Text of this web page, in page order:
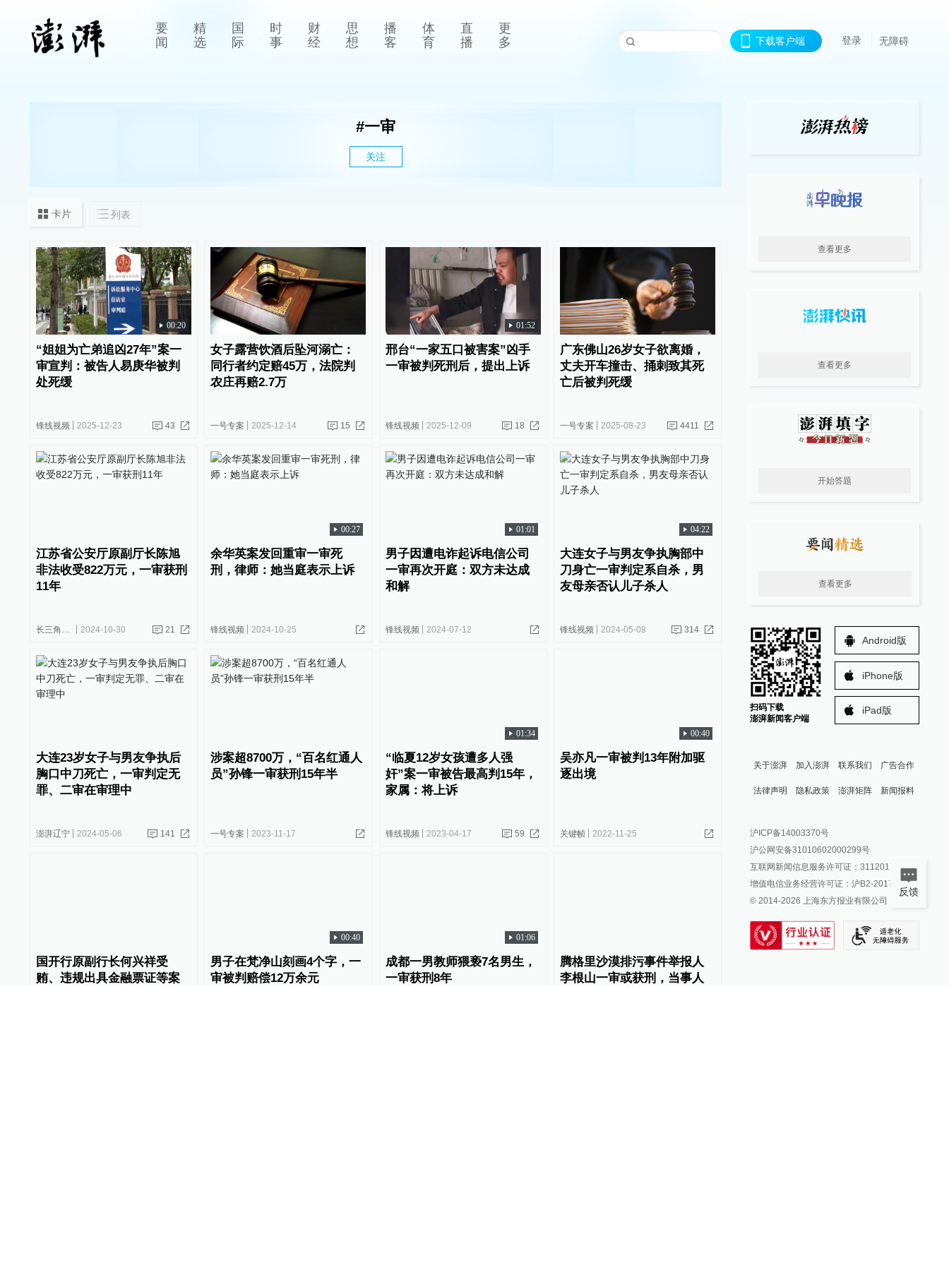
要
闻
精
选
国
际
时
事
财
经
思
想
播
客
体
育
直
播
更
多
下载客户端 登录 无障碍
#一审
关注
卡片 列表
00:20
“姐姐为亡弟追凶27年”案一
审宣判：被告人易庚华被判
处死缓
锋线视频 2025-12-23 43
女子露营饮酒后坠河溺亡：
同行者约定赔45万，法院判
农庄再赔2.7万
一号专案 2025-12-14 15
01:52
邢台“一家五口被害案”凶手
一审被判死刑后，提出上诉
锋线视频 2025-12-09 18
广东佛山26岁女子欲离婚，
丈夫开车撞击、捅刺致其死
亡后被判死缓
一号专案 2025-08-23 4411
江苏省公安厅原副厅长陈旭
非法收受822万元，一审获刑
11年
长三角政商 2024-10-30 21
00:27
余华英案发回重审一审死
刑，律师：她当庭表示上诉
锋线视频 2024-10-25
01:01
男子因遭电诈起诉电信公司
一审再次开庭：双方未达成
和解
锋线视频 2024-07-12
04:22
大连女子与男友争执胸部中
刀身亡一审判定系自杀，男
友母亲否认儿子杀人
锋线视频 2024-05-08 314
大连23岁女子与男友争执后
胸口中刀死亡，一审判定无
罪、二审在审理中
澎湃辽宁 2024-05-06 141
涉案超8700万，“百名红通人
员”孙锋一审获刑15年半
一号专案 2023-11-17
01:34
“临夏12岁女孩遭多人强
奸”案一审被告最高判15年，
家属：将上诉
锋线视频 2023-04-17 59
00:40
吴亦凡一审被判13年附加驱
逐出境
关键帧 2022-11-25
国开行原副行长何兴祥受
贿、违规出具金融票证等案
00:40
男子在梵净山刻画4个字，一
审被判赔偿12万余元
01:06
成都一男教师猥亵7名男生，
一审获刑8年
腾格里沙漠排污事件举报人
李根山一审或获刑，当事人
查看更多
查看更多
开始答题
查看更多
扫码下载
澎湃新闻客户端
Android版
iPhone版
iPad版
关于澎湃 加入澎湃 联系我们 广告合作
法律声明 隐私政策 澎湃矩阵
澎湃新闻公众号
澎湃新闻抖音号
派生万物开放平台
IP SHANGHAI
SIXTH TONE
新闻报料
报料邮箱: news@thepaper.cn
沪ICP备14003370号
沪公网安备31010602000299号
互联网新闻信息服务许可证：31120170006
增值电信业务经营许可证：沪B2-2017116
© 2014-2026 上海东方报业有限公司
反馈